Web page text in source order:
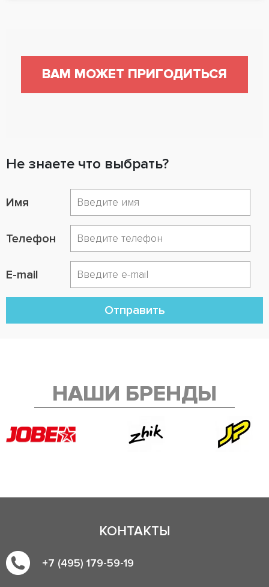
ВАМ МОЖЕТ ПРИГОДИТЬСЯ
Не знаете что выбрать?
Имя
Телефон
E-mail
Отправить
НАШИ БРЕНДЫ
КОНТАКТЫ
+7 (495) 179-59-19